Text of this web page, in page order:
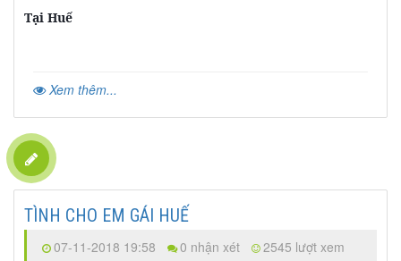
Tại Huế
Xem thêm...
TÌNH CHO EM GÁI HUẾ
07-11-2018 19:58 0 nhận xét
2545 lượt xem